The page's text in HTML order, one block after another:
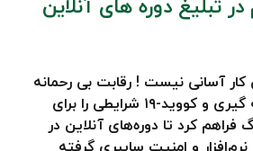
کار آسانی نیست ! رقابت بی رحمانه
است! با این حال، همه گیری و کووید-۱۹ شرایطی را برای
کرد تا دوره‌های آنلاین در